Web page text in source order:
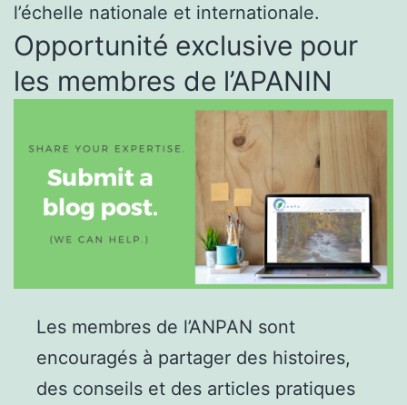
l’échelle nationale et internationale.
Opportunité exclusive pour
les membres de l’APANIN
Les membres de l’ANPAN sont
encouragés à partager des histoires,
des conseils et des articles pratiques